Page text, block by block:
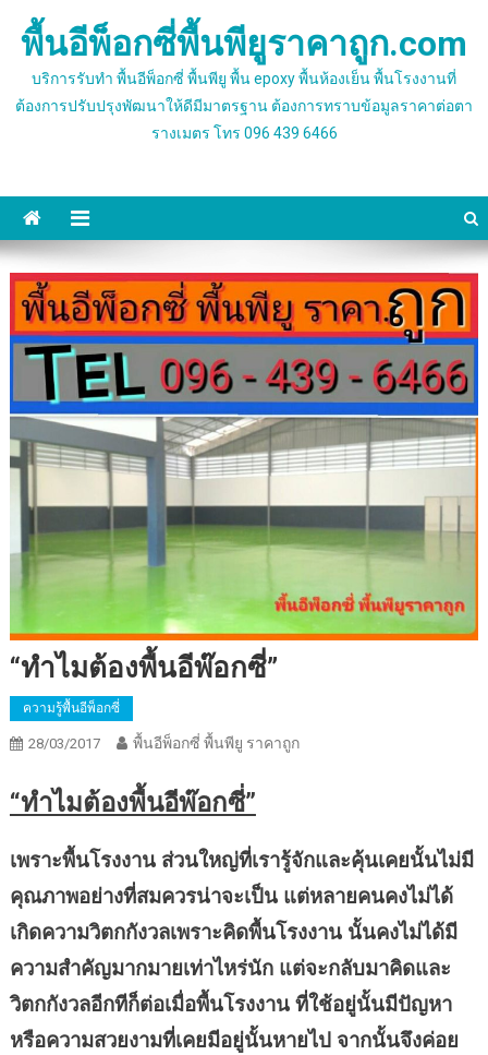
พื้นอีพ็อกซี่พื้นพียูราคาถูก.com
บริการรับทำ พื้นอีพ็อกซี่ พื้นพียู พื้น epoxy พื้นห้องเย็น พื้นโรงงานที่
ต้องการปรับปรุงพัฒนาให้ดีมีมาตรฐาน ต้องการทราบข้อมูลราคาต่อตา
รางเมตร โทร 096 439 6466
“ทำไมต้องพื้นอีพ๊อกซี่”
ความรู้พื้นอีพ็อกซี่
28/03/2017 พื้นอีพ็อกซี่ พื้นพียู ราคาถูก
“ทำไมต้องพื้นอีพ๊อกซี่”
เพราะพื้นโรงงาน ส่วนใหญ่ที่เรารู้จักและคุ้นเคยนั้นไม่มี
คุณภาพอย่างที่สมควรน่าจะเป็น แต่หลายคนคงไม่ได้
เกิดความวิตกกังวลเพราะคิดพื้นโรงงาน นั้นคงไม่ได้มี
ความสำคัญมากมายเท่าไหร่นัก แต่จะกลับมาคิดและ
วิตกกังวลอีกทีก็ต่อเมื่อพื้นโรงงาน ที่ใช้อยู่นั้นมีปัญหา
หรือความสวยงามที่เคยมีอยู่นั้นหายไป จากนั้นจึงค่อย